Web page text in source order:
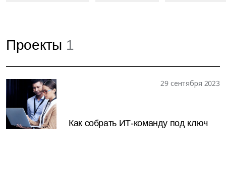
Проекты 1
29 сентября 2023
Как собрать ИТ-команду под ключ